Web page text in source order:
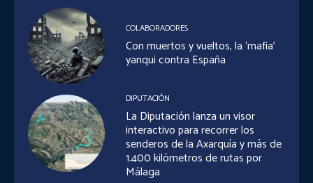
COLABORADORES
Con muertos y vueltos, la ‘mafia’
yanqui contra España
DIPUTACIÓN
La Diputación lanza un visor
interactivo para recorrer los
senderos de la Axarquía y más de
1.400 kilómetros de rutas por
Málaga